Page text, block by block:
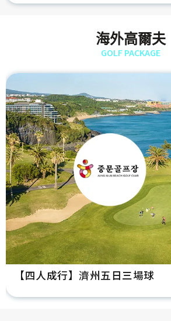
海外高爾夫
GOLF PACKAGE
【四人成行】濟州五日三場球